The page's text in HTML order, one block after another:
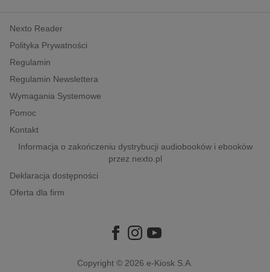
polityka, społeczno-informacyjne
psychologiczne
inne
popularno-naukowe
historia
Nexto Reader
Polityka Prywatności
Regulamin
Regulamin Newslettera
Wymagania Systemowe
Pomoc
Kontakt
Informacja o zakończeniu dystrybucji audiobooków i ebooków
przez nexto.pl
Deklaracja dostępności
Oferta dla firm
Copyright © 2026 e-Kiosk S.A.